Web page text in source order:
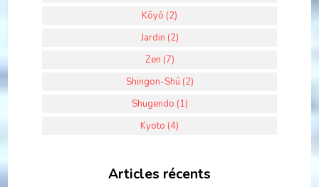
Kōyō (2)
Jardin (2)
Zen (7)
Shingon-Shū (2)
Shugendo (1)
Kyoto (4)
Articles récents